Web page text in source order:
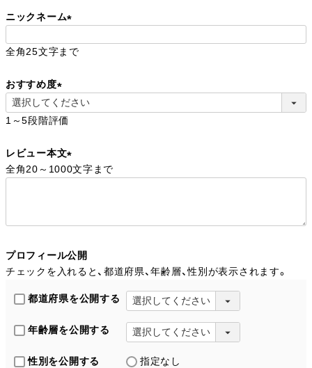
ニックネーム
必
全角25文字まで
おすすめ度
(
必
)
1～5段階評価
レビュー本文
(
全角20～1000文字まで
プロフィール公開
チェックを入れると、都道府県、年齢層、性別が表示されます。
都道府県を公開する
年齢層を公開する
性別を公開する
指定なし